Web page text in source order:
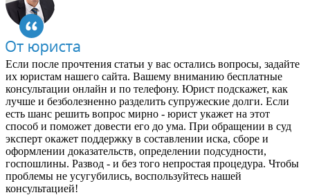
Если после прочтения статьи у вас остались вопросы, задайте
их юристам нашего сайта. Вашему вниманию бесплатные
консультации онлайн и по телефону. Юрист подскажет, как
лучше и безболезненно разделить супружеские долги. Если
есть шанс решить вопрос мирно - юрист укажет на этот
способ и поможет довести его до ума. При обращении в суд
эксперт окажет поддержку в составлении иска, сборе и
оформлении доказательств, определении подсудности,
госпошлины. Развод - и без того непростая процедура. Чтобы
проблемы не усугубились, воспользуйтесь нашей
консультацией!